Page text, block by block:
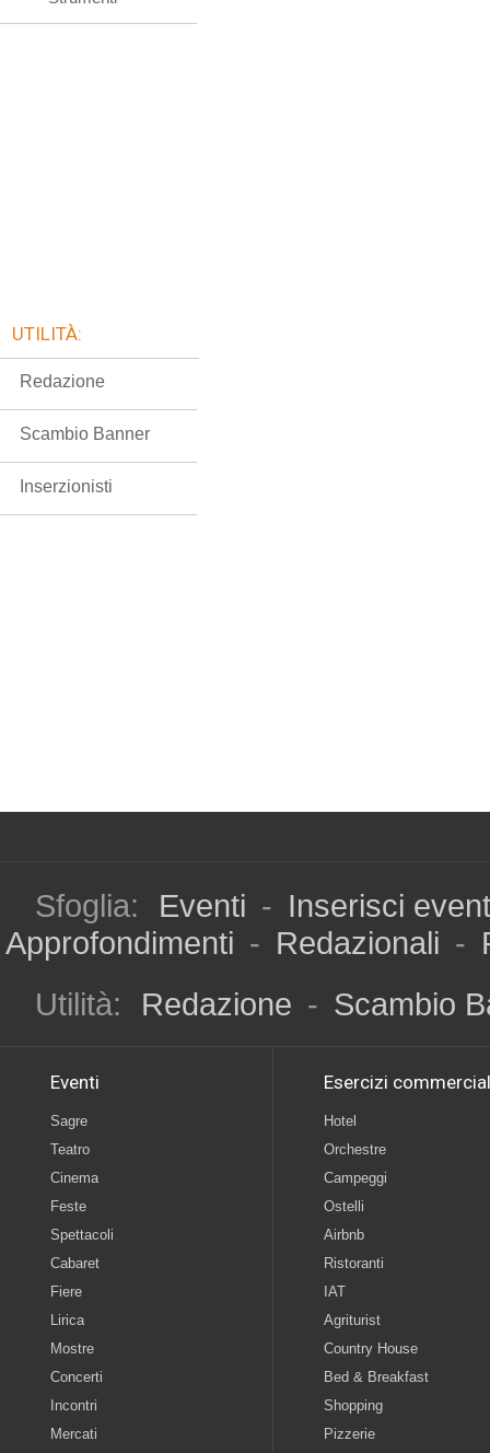
UTILITÀ:
Redazione
Scambio Banner
Inserzionisti
Sfoglia: Eventi - Inserisci
Approfondimenti - Redazionali -
Utilità:
Redazione - Scambio
Eventi
Sagre
Teatro
Cinema
Feste
Spettacoli
Cabaret
Fiere
Lirica
Mostre
Concerti
Incontri
Mercati
Esercizi
Hotel
Orchestre
Campeggi
Ostelli
Airbnb
Ristoranti
IAT
Agriturist
Country House
Bed & Breakfast
Shopping
Pizzerie